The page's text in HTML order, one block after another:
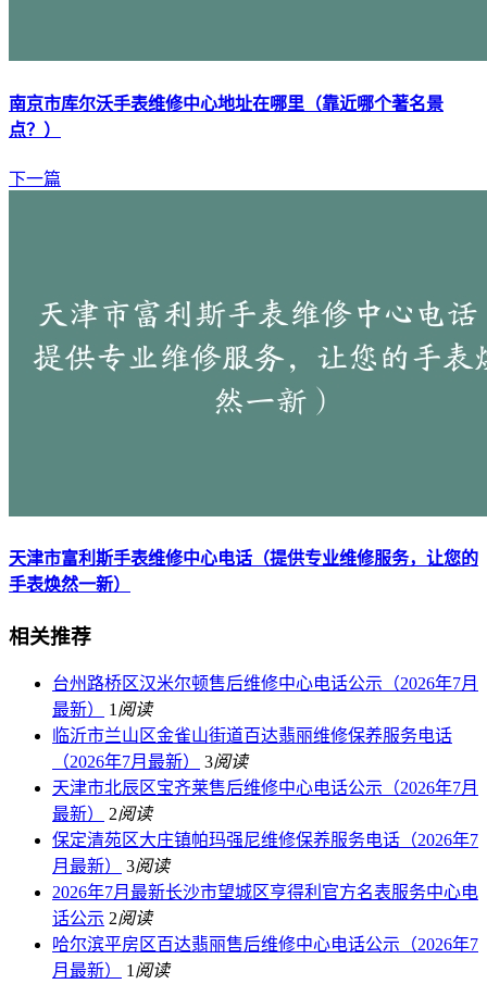
南京市库尔沃手表维修中心地址在哪里（靠近哪个著名景
点？）
下一篇
天津市富利斯手表维修中心电话（提供专业维修服务，让您的
手表焕然一新）
相关推荐
台州路桥区汉米尔顿售后维修中心电话公示（2026年7月
最新）
1 阅读
临沂市兰山区金雀山街道百达翡丽维修保养服务电话
（2026年7月最新）
3阅读
天津市北辰区宝齐莱售后维修中心电话公示（2026年7月
最新）
2阅读
保定清苑区大庄镇帕玛强尼维修保养服务电话（2026年7
月最新）
3阅读
2026年7月最新长沙市望城区亨得利官方名表服务中心电
话公示 2阅读
哈尔滨平房区百达翡丽售后维修中心电话公示（2026年7
月最新）
1 阅读